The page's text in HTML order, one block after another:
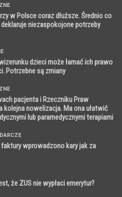
w Polsce coraz dłuższe. Średnio co
niezaspokojone potrzeby
dzieci może łamać ich prawo
Potrzebne są zmiany
pacjenta i Rzeczniku Praw
kolejna nowelizacja. Ma ona ułatwić
lub paramedycznymi terapiami
wprowadzono kary jak za
że ZUS nie wypłaci emerytur?